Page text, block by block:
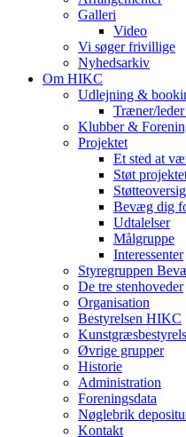
Galleri
Video
Vi søger frivillige
Nyhedsarkiv
Om HIKC
Udlejning &
Træner/
Klubber &
Projektet
Et sted at
Støt
Bevæg dig
Udtalelser
Målgruppe
Interessenter
Styregruppen
De tre stenhoveder
Organisation
Bestyrelsen HIKC
Øvrige grupper
Historie
Administration
Foreningsdata
Nøglebrik
Kontakt